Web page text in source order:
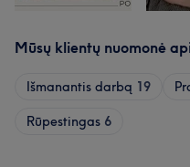
Mūsų klientų nuomonė
Išmanantis darbą 19
Rūpestingas 6